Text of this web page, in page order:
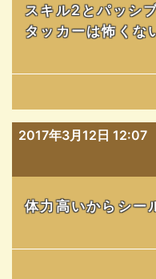
スキル2とパッシ
タッカーは怖くな
2017年3月12日 12:07
体力高いからシー